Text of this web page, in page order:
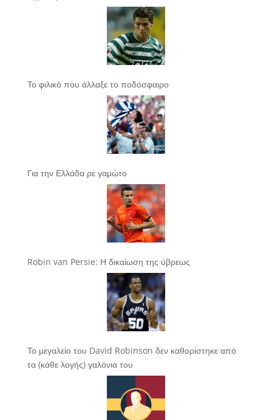
Το φιλικό που άλλαξε το ποδόσφαιρο
Για την Ελλάδα ρε γαμώτο
Robin van Persie: Η δικαίωση της ύβρεως
Το μεγαλείο του David Robinson δεν καθορίστηκε από
τα (κάθε λογής) γαλόνια του